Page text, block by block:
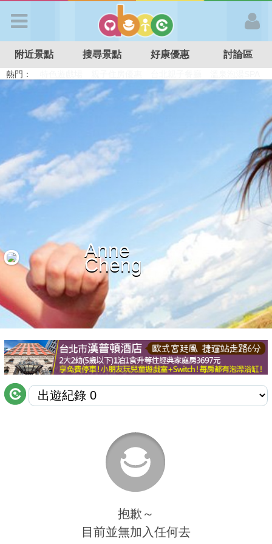
APP登入
首 頁
搜尋景點
好康優惠
最新留言
商家合作
推薦景點
討論區
聯絡我們
附近景點 搜尋景點 好康優惠 討論區
熱門：
特色遊戲場
親子住房優惠 台北親子餐廳 溫泉泡湯SPA
Anne
Cheng
抱歉～
目前並無加入任何去